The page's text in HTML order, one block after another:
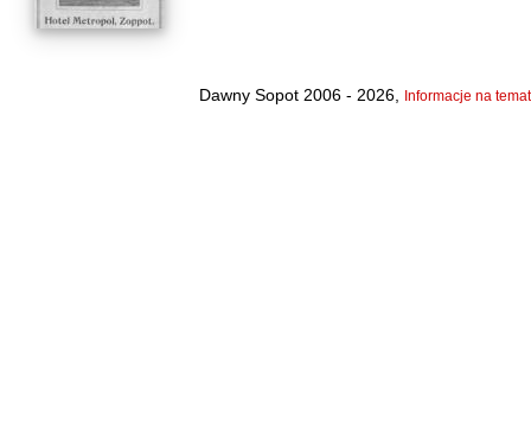
Dawny Sopot 2006 - 2026, Informacje na